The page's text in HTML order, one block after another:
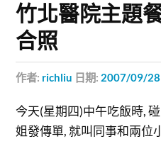
竹北醫院主題
合照
作者: richliu 日期: 2007/09/28
今天(星期四)中午吃飯時,
姐發傳單, 就叫同事和兩位